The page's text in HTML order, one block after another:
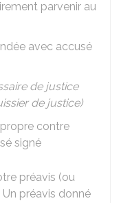
parvenir au
avec accusé
de justice
de justice)
contre
signé
préavis (ou
préavis donné